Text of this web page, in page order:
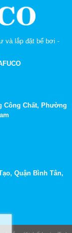
và lắp đặt bể bơi -
Công Chất, Phường
Quận Bình Tân,